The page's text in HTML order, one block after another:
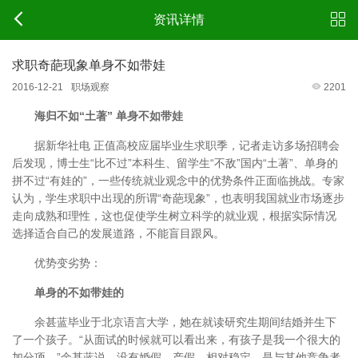
资讯详情
求职奇葩现象单身不如带娃
2016-12-21 职场观察 2201
海归不如“土著” 单身不如带娃
据新华社电 正值高校应届毕业生求职季，记者走访多场招聘会
后发现，博士生“比不过”本科生、留学生“不敌”国内“土著”、单身的
拼不过“有娃的”，一些传统就业观念中的优势条件正面临挑战。专家
认为，学生求职中出现的所谓“奇葩现象”，也表明我国就业市场逐步
走向成熟和理性，这也促使学生树立科学的就业观，根据实际情况
选择适合自己的发展道路，不能盲目跟风。
优势变劣势：
单身的不如带娃的
余甚蓝毕业于北京语言大学，她在就读研究生期间结婚并生下
了一个孩子。“从面试的时候就可以看出来，有孩子是我一个很大的